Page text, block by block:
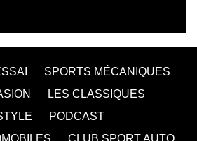
SPORTS MÉCANIQUES
LES CLASSIQUES
PODCAST
CLUB SPORT AUTO